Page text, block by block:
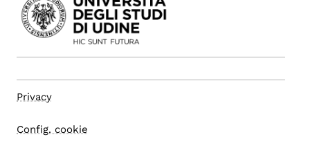
Privacy
Config. cookie